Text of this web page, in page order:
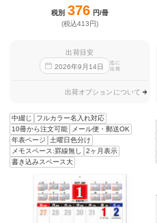
税別 376 円/冊
(税込413円)
出荷目安
2026年9 月14日
迄に
出荷
出荷オプションについて
中綴じ
フルカラー名入れ対応
10冊から注文可能
メール便・郵送OK
年表ページ
土曜日色分け
メモスペース:罫線無し
2ヶ月表示
書き込みスペース大